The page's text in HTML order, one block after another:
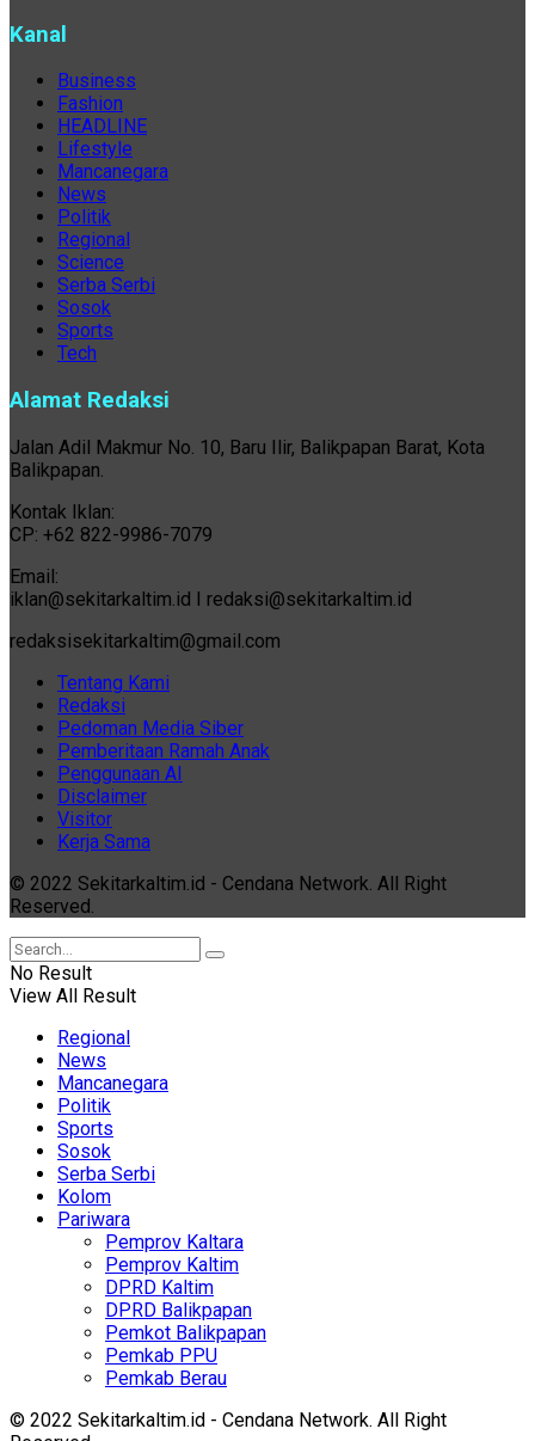
Kanal
Business
Fashion
HEADLINE
Lifestyle
Mancanegara
News
Politik
Regional
Science
Serba Serbi
Sosok
Sports
Tech
Alamat Redaksi
Jalan Adil Makmur No. 10, Baru Ilir, Balikpapan Barat, Kota
Balikpapan.
Kontak Iklan:
CP: +62 822-9986-7079
Email:
iklan@sekitarkaltim.id I redaksi@sekitarkaltim.id
redaksisekitarkaltim@gmail.com
Tentang Kami
Redaksi
Pedoman Media Siber
Pemberitaan Ramah Anak
Penggunaan AI
Disclaimer
Visitor
Kerja Sama
© 2022 Sekitarkaltim.id - Cendana Network. All Right
Reserved.
No Result
View All Result
Regional
News
Mancanegara
Politik
Sports
Sosok
Serba Serbi
Kolom
Pariwara
Pemprov Kaltara
Pemprov Kaltim
DPRD Kaltim
DPRD Balikpapan
Pemkot Balikpapan
Pemkab PPU
Pemkab Berau
© 2022 Sekitarkaltim.id - Cendana Network. All Right